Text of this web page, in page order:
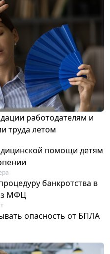
работодателям и
труда летом
помощи детям
банкротства в
МФЦ
опасность от БПЛА